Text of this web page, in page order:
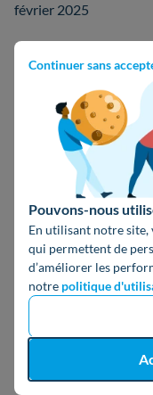
Continuer sans
Pouvons-nous
En utilisant notre site,
qui permettent de
d’améliorer les
notre politique
février 2025
Juliette
Bonjour,
Les tarifs
Flex n'ont pas
offres à prix
laperdrix- 18 janvier
Quand sera t il de EJP